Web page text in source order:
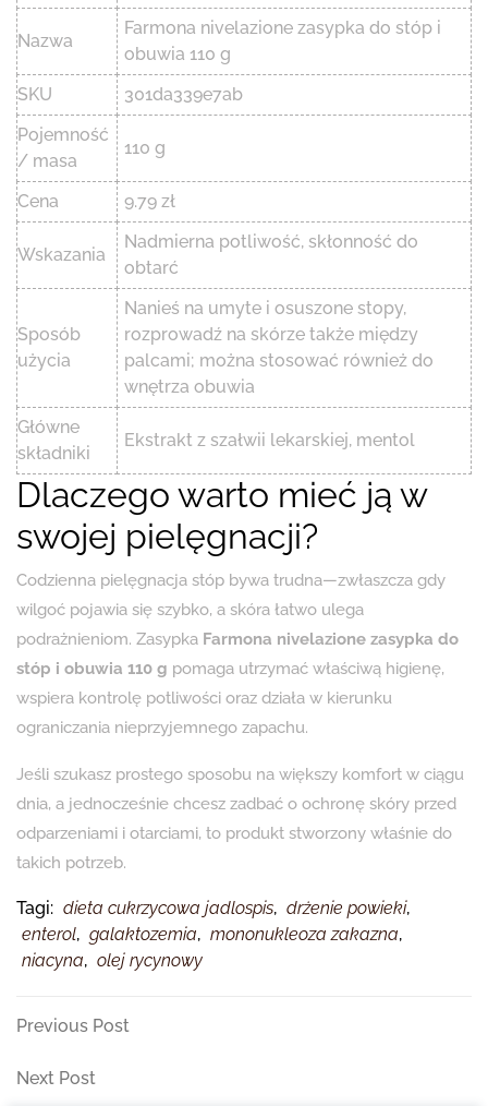
Nazwa
Farmona nivelazione zasypka do stóp i
obuwia 110 g
SKU
301da339e7ab
Pojemność
/ masa
110 g
Cena 9.79 zł
Wskazania
Nadmierna potliwość, skłonność do
obtarć
Sposób
użycia
Nanieś na umyte i osuszone stopy,
rozprowadź na skórze także między
palcami; można stosować również do
wnętrza obuwia
Główne
składniki
Ekstrakt z szałwii lekarskiej, mentol
Dlaczego warto mieć ją w
swojej pielęgnacji?
Codzienna pielęgnacja stóp bywa trudna—zwłaszcza gdy
wilgoć pojawia się szybko, a skóra łatwo ulega
podrażnieniom. Zasypka Farmona nivelazione zasypka do
stóp i obuwia 110 g pomaga utrzymać właściwą higienę,
wspiera kontrolę potliwości oraz działa w kierunku
ograniczania nieprzyjemnego zapachu.
Jeśli szukasz prostego sposobu na większy komfort w ciągu
dnia, a jednocześnie chcesz zadbać o ochronę skóry przed
odparzeniami i otarciami, to produkt stworzony właśnie do
takich potrzeb.
Tagi: dieta cukrzycowa jadlospis, drżenie powieki,
enterol, galaktozemia, mononukleoza zakazna,
niacyna, olej rycynowy
Nawigacja
wpisu
Previous
Previous Post
Next
Next Post